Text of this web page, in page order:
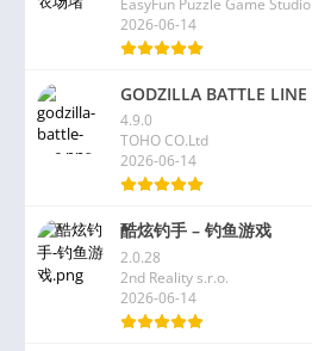
EasyFun Puzzle Game Studio
2026-06-14
GODZILLA BATTLE LINE
4.9.0
TOHO CO.Ltd
2026-06-14
酷炫钓手 – 钓鱼游戏
2.0.28
2nd Reality s.r.o.
2026-06-14